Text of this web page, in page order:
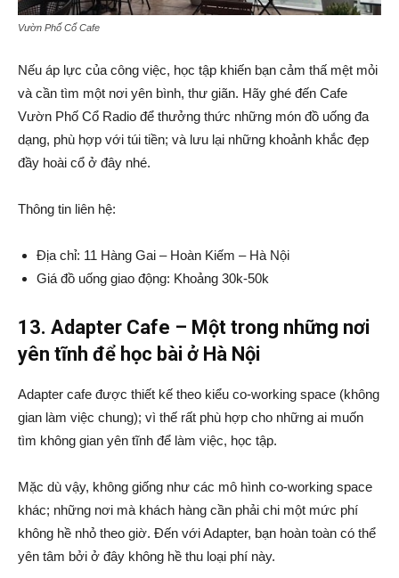
Vườn Phố Cổ Cafe
Nếu áp lực của công việc, học tập khiến bạn cảm thấ mệt mỏi
và cần tìm một nơi yên bình, thư giãn. Hãy ghé đến Cafe
Vườn Phố Cổ Radio để thưởng thức những món đồ uống đa
dạng, phù hợp với túi tiền; và lưu lại những khoảnh khắc đẹp
đầy hoài cổ ở đây nhé.
Thông tin liên hệ:
Địa chỉ: 11 Hàng Gai – Hoàn Kiếm – Hà Nội
Giá đồ uống giao động: Khoảng 30k-50k
13. Adapter Cafe – Một trong những nơi
yên tĩnh để học bài ở Hà Nội
Adapter cafe được thiết kế theo kiểu co-working space (không
gian làm việc chung); vì thế rất phù hợp cho những ai muốn
tìm không gian yên tĩnh để làm việc, học tập.
Mặc dù vậy, không giống như các mô hình co-working space
khác; những nơi mà khách hàng cần phải chi một mức phí
không hề nhỏ theo giờ. Đến với Adapter, bạn hoàn toàn có thể
yên tâm bởi ở đây không hề thu loại phí này.